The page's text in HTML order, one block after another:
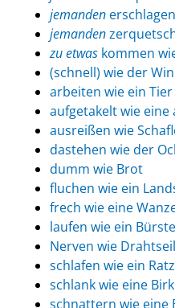
jemanden
jemanden
zu etwas kommen
(schnell) wie der
arbeiten wie ein Tier
aufgetakelt wie eine
ausreißen wie
dastehen wie der
dumm wie Brot
fluchen wie ein
frech wie eine
laufen wie ein
Nerven wie
schlafen wie ein Ratz
schlank wie eine
schnattern wie eine